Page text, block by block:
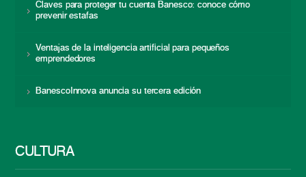
Claves para proteger tu cuenta Banesco: conoce cómo
prevenir estafas
Ventajas de la inteligencia artificial para pequeños
emprendedores
BanescoInnova anuncia su tercera edición
CULTURA